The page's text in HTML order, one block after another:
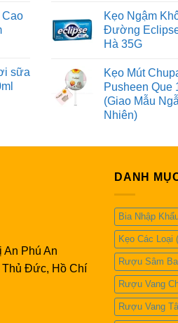
Cao
sữa
Kẹo Ngậm
Đường
Hà 35G
Kẹo Mút
Pusheen Que
(Giao Mẫu
Nhiên)
Phú An
Thủ Đức, Hồ Chí
DANH
Bia Nhập
Kẹo Các Loại
Rượu Sâm
Rượu Vang
Rượu Vang